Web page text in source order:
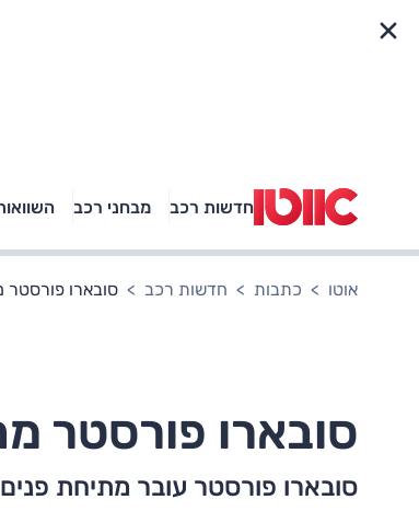
חדשות רכב מבחני רכב
באיזה רכב פנאי
אוטו כתבות חדשות רכב סובארו
סובארו פורסטר
סובארו פורסטר עובר מתיחת